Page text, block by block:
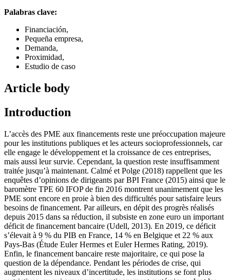
Palabras clave:
Financiación,
Pequeña empresa,
Demanda,
Proximidad,
Estudio de caso
Article body
Introduction
L’accès des PME aux financements reste une préoccupation majeure
pour les institutions publiques et les acteurs socioprofessionnels, car
elle engage le développement et la croissance de ces entreprises,
mais aussi leur survie. Cependant, la question reste insuffisamment
traitée jusqu’à maintenant. Calmé et Polge (2018) rappellent que les
enquêtes d’opinions de dirigeants par BPI France (2015) ainsi que le
baromètre TPE 60 IFOP de fin 2016 montrent unanimement que les
PME sont encore en proie à bien des difficultés pour satisfaire leurs
besoins de financement. Par ailleurs, en dépit des progrès réalisés
depuis 2015 dans sa réduction, il subsiste en zone euro un important
déficit de financement bancaire (Udell, 2013). En 2019, ce déficit
s’élevait à 9 % du PIB en France, 14 % en Belgique et 22 % aux
Pays-Bas (Étude Euler Hermes et Euler Hermes Rating, 2019).
Enfin, le financement bancaire reste majoritaire, ce qui pose la
question de la dépendance. Pendant les périodes de crise, qui
augmentent les niveaux d’incertitude, les institutions se font plus